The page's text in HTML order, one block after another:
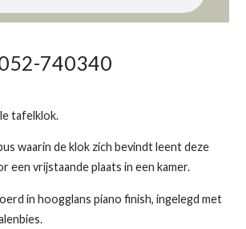
740340
tafelklok.
waarin de klok zich bevindt leent deze
een vrijstaande plaats in een kamer.
in hoogglans piano finish, ingelegd met